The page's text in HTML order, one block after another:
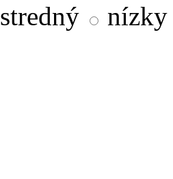
stredný
nízky